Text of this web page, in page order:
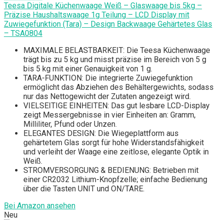
Teesa Digitale Küchenwaage Weiß – Glaswaage bis 5kg –
Präzise Haushaltswaage 1g Teilung – LCD Display mit
Zuwiegefunktion (Tara) – Design Backwaage Gehärtetes Glas
– TSA0804
MAXIMALE BELASTBARKEIT: Die Teesa Küchenwaage
trägt bis zu 5 kg und misst präzise im Bereich von 5 g
bis 5 kg mit einer Genauigkeit von 1 g.
TARA-FUNKTION: Die integrierte Zuwiegefunktion
ermöglicht das Abziehen des Behältergewichts, sodass
nur das Nettogewicht der Zutaten angezeigt wird.
VIELSEITIGE EINHEITEN: Das gut lesbare LCD-Display
zeigt Messergebnisse in vier Einheiten an: Gramm,
Milliliter, Pfund oder Unzen.
ELEGANTES DESIGN: Die Wiegeplattform aus
gehärtetem Glas sorgt für hohe Widerstandsfähigkeit
und verleiht der Waage eine zeitlose, elegante Optik in
Weiß.
STROMVERSORGUNG & BEDIENUNG: Betrieben mit
einer CR2032 Lithium-Knopfzelle; einfache Bedienung
über die Tasten UNIT und ON/TARE.
Bei Amazon ansehen
Neu